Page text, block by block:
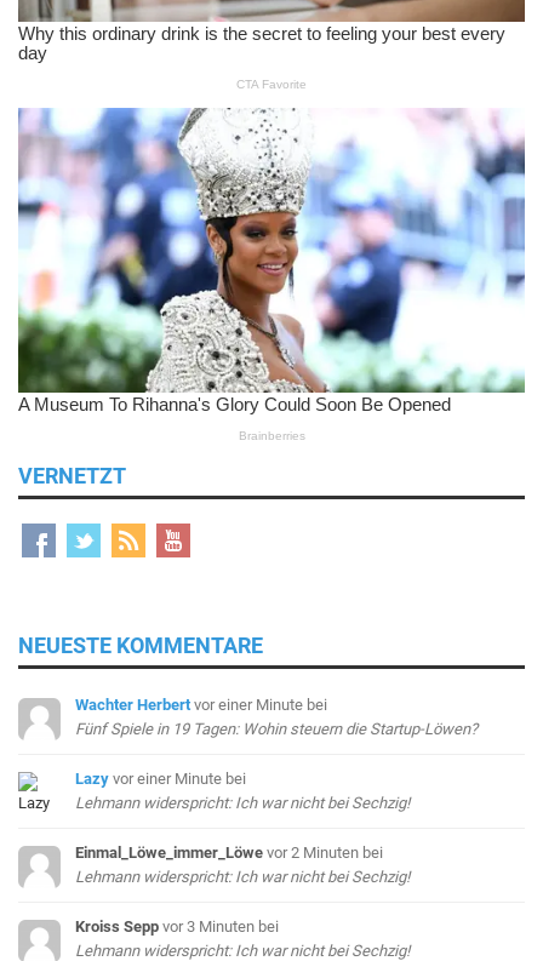
VERNETZT
NEUESTE KOMMENTARE
Wachter Herbert vor einer Minute bei
Fünf Spiele in 19 Tagen: Wohin steuern die Startup-Löwen?
Lazy vor einer Minute bei
Lehmann widerspricht: Ich war nicht bei Sechzig!
Einmal_Löwe_immer_Löwe vor 2 Minuten bei
Lehmann widerspricht: Ich war nicht bei Sechzig!
Kroiss Sepp vor 3 Minuten bei
Lehmann widerspricht: Ich war nicht bei Sechzig!